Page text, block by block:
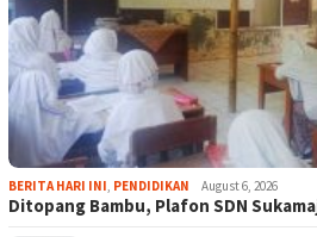
BERITA HARI INI, PENDIDIKAN August 6, 2026
Ditopang Bambu, Plafon SDN